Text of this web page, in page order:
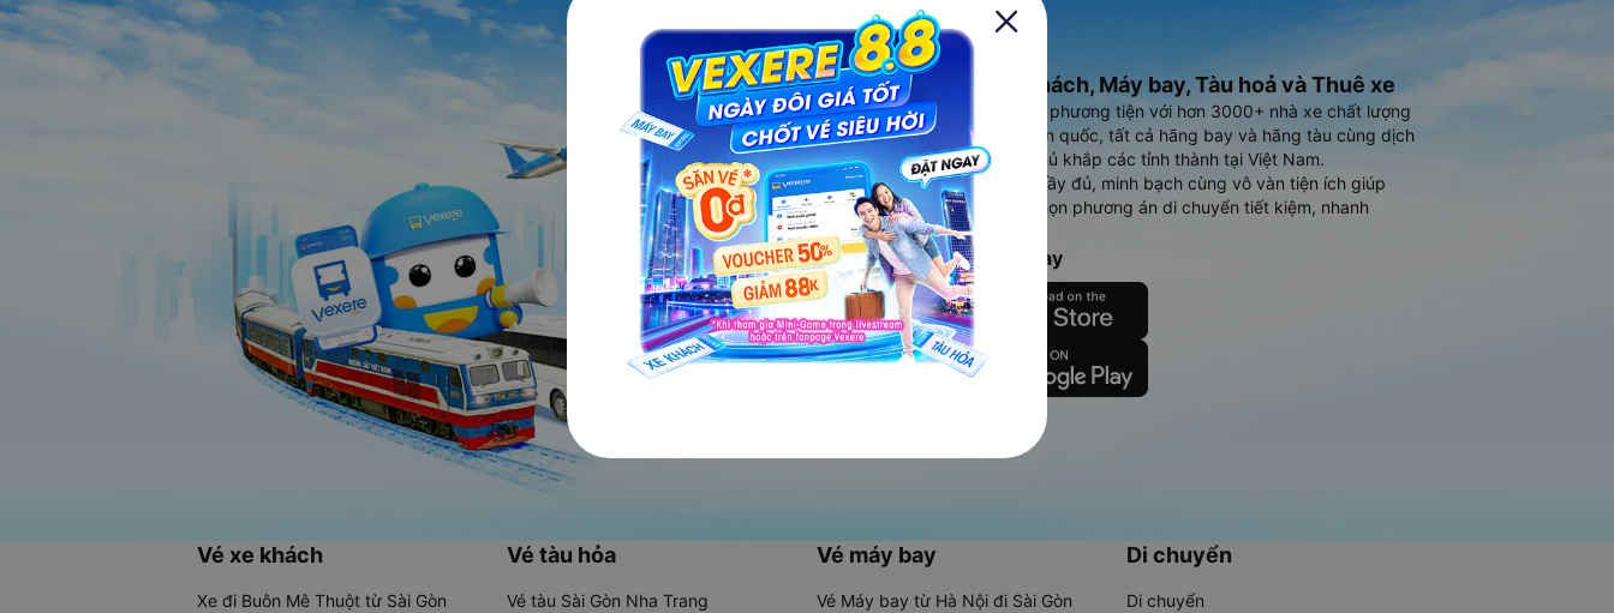
Ứng dụng đặt vé Xe khách, Máy bay, Tàu hoả và Thuê xe
Vexere - ứng dụng đặt vé đa phương tiện với hơn 3000+ nhà xe chất lượng
cao, 5000+ tuyến đường toàn quốc, tất cả hãng bay và hãng tàu cùng dịch
vụ thuê xe máy, xe du lịch phủ khắp các tỉnh thành tại Việt Nam.
Ứng dụng hiển thị thông tin đầy đủ, minh bạch cùng vô vàn tiện ích giúp
người dùng so sánh và lựa chọn phương án di chuyển tiết kiệm, nhanh
chóng và phù hợp nhất.
Tải ứng dụng Vexere ngay
Vé xe khách
Xe đi Buôn Mê Thuột từ Sài Gòn
Vé tàu hỏa
Vé tàu Sài Gòn Nha Trang
Vé máy bay
Vé Máy bay từ Hà Nội đi Sài Gòn
Di chuyển
Di chuyển